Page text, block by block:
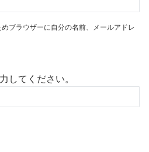
ブラウザーに自分の名前、メールアドレ
してください。